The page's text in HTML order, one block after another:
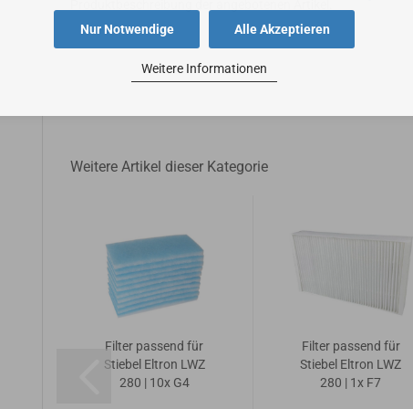
Alle Akzeptieren
Nur Notwendige
Weitere Informationen
Weitere Artikel dieser Kategorie
Filter passend für
Stiebel Eltron LWZ
280 | 10x G4
Filter passend für
Stiebel Eltron LWZ
280 | 1x F7